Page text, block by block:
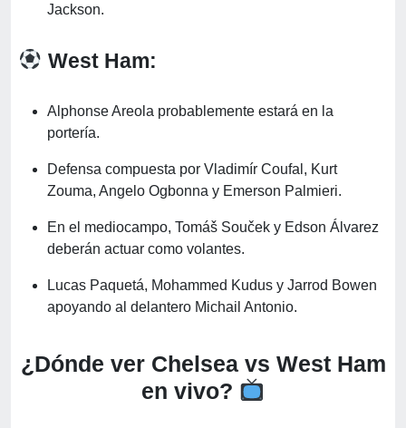
Jackson.
West Ham:
Alphonse Areola probablemente estará en la
portería.
Defensa compuesta por Vladimír Coufal, Kurt
Zouma, Angelo Ogbonna y Emerson Palmieri.
En el mediocampo, Tomáš Souček y Edson Álvarez
deberán actuar como volantes.
Lucas Paquetá, Mohammed Kudus y Jarrod Bowen
apoyando al delantero Michail Antonio.
¿Dónde ver Chelsea vs West Ham
en vivo?